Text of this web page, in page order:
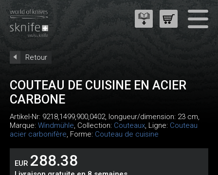
Retour
COUTEAU DE CUISINE EN ACIER
CARBONE
Artikel-Nr: 9218,1499,900,0402, longueur/dimension: 23 cm,
Marque: Windmühle, Collection: Couteaux, Ligne: Couteau
acier carbonifère, Forme: Couteau de cuisine
EUR 288.38